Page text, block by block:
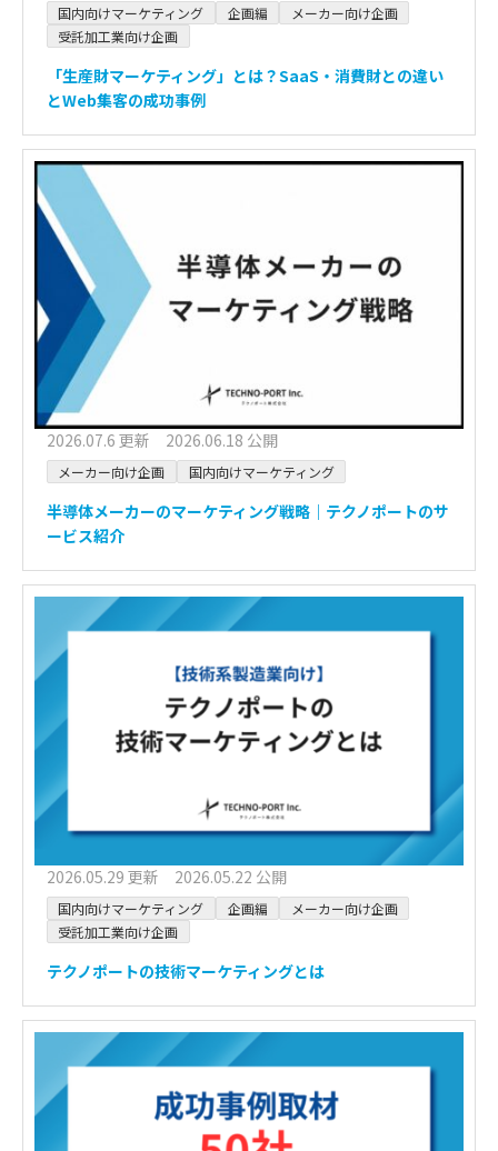
国内向けマーケティング 企画編
メーカー向け企画
受託加工業向け企画
「生産財マーケティング」とは？SaaS・消費財との違い
とWeb集客の成功事例
2026.07.6 更新 2026.06.18 公開
メーカー向け企画 国内向けマーケティング
半導体メーカーのマーケティング戦略｜テクノポートのサ
ービス紹介
2026.05.29 更新 2026.05.22 公開
国内向けマーケティング 企画編
メーカー向け企画
受託加工業向け企画
テクノポートの技術マーケティングとは